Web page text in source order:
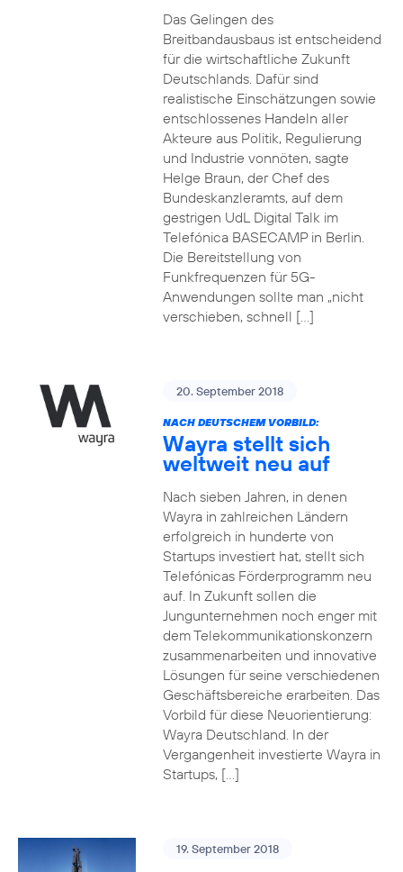
Das Gelingen des
Breitbandausbaus ist entscheidend
für die wirtschaftliche Zukunft
Deutschlands. Dafür sind
realistische Einschätzungen sowie
entschlossenes Handeln aller
Akteure aus Politik, Regulierung
und Industrie vonnöten, sagte
Helge Braun, der Chef des
Bundeskanzleramts, auf dem
gestrigen UdL Digital Talk im
Telefónica BASECAMP in Berlin.
Die Bereitstellung von
Funkfrequenzen für 5G-
Anwendungen sollte man „nicht
verschieben, schnell […]
20. September 2018
NACH DEUTSCHEM VORBILD:
Wayra stellt sich
weltweit neu auf
Nach sieben Jahren, in denen
Wayra in zahlreichen Ländern
erfolgreich in hunderte von
Startups investiert hat, stellt sich
Telefónicas Förderprogramm neu
auf. In Zukunft sollen die
Jungunternehmen noch enger mit
dem Telekommunikationskonzern
zusammenarbeiten und innovative
Lösungen für seine verschiedenen
Geschäftsbereiche erarbeiten. Das
Vorbild für diese Neuorientierung:
Wayra Deutschland. In der
Vergangenheit investierte Wayra in
Startups, […]
19. September 2018